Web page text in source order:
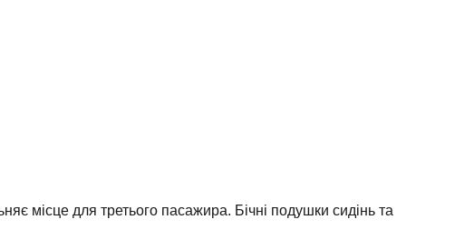
місце для третього пасажира. Бічні подушки сидінь та